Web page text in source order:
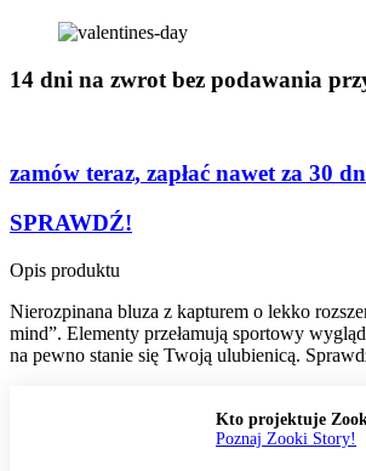
14 dni na zwrot bez podawania
zamów teraz, zapłać nawet za 30
SPRAWDŹ!
Opis produktu
Nierozpinana bluza z kapturem o lekko
mind”. Elementy przełamują sportowy
na pewno stanie się Twoją ulubienicą.
Kto projektuje
Poznaj Zooki Story!